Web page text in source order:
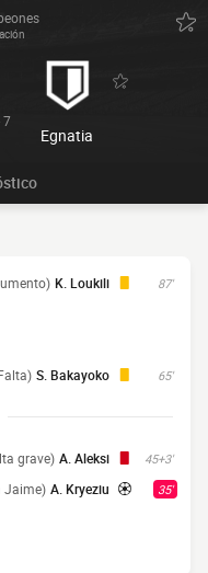
Egnatia
87'
K. Loukili
65'
S. Bakayoko
45+3'
A. Aleksi
grave)
35'
A. Kryeziu
Jaime)